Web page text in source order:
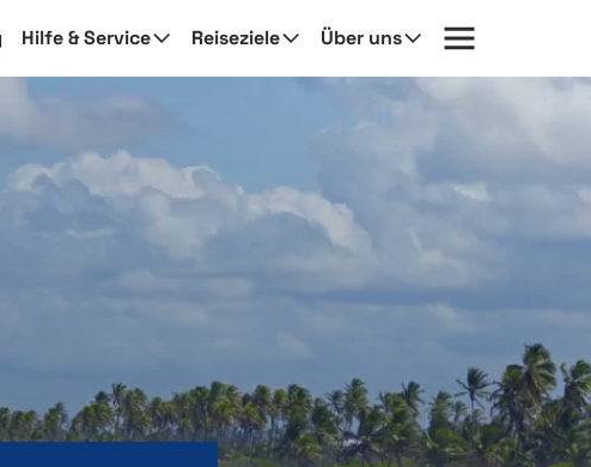
Hilfe & Service Reiseziele Über uns